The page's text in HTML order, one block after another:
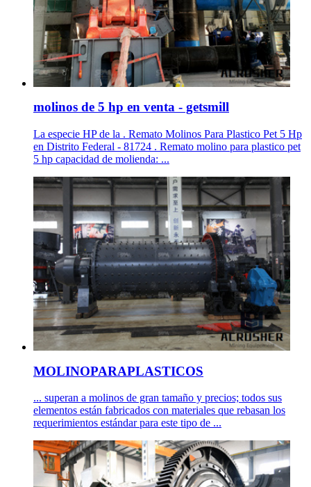
molinos de 5 hp en venta - getsmill
La especie HP de la . Remato Molinos Para Plastico Pet 5 Hp
en Distrito Federal - 81724 . Remato molino para plastico pet
5 hp capacidad de molienda: ...
MOLINOPARAPLASTICOS
... superan a molinos de gran tamaño y precios; todos sus
elementos están fabricados con materiales que rebasan los
requerimientos estándar para este tipo de ...